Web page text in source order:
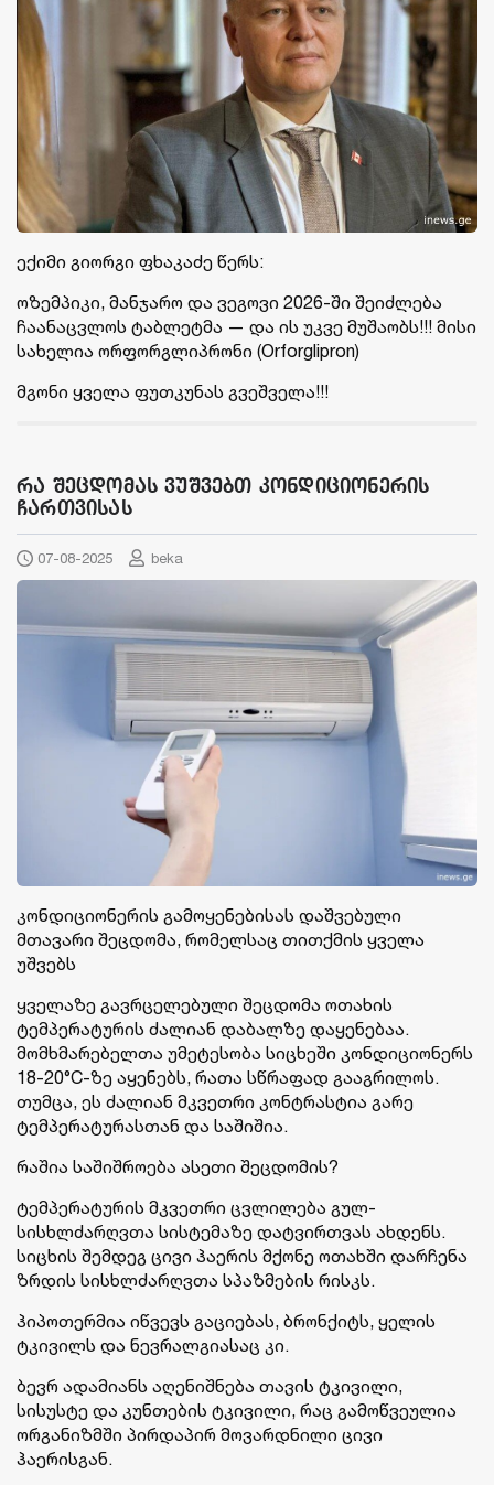
ექიმი გიორგი ფხაკაძე წერს:
ოზემპიკი, მანჯარო და ვეგოვი 2026-ში შეიძლება
ჩაანაცვლოს ტაბლეტმა — და ის უკვე მუშაობს!!! მისი
სახელია ორფორგლიპრონი (Orforglipron)
მგონი ყველა ფუთკუნას გვეშველა!!!
რა შეცდომას ვუშვებთ კონდიციონერის
ჩართვისას
07-08-2025 beka
კონდიციონერის გამოყენებისას დაშვებული
მთავარი შეცდომა, რომელსაც თითქმის ყველა
უშვებს
ყველაზე გავრცელებული შეცდომა ოთახის
ტემპერატურის ძალიან დაბალზე დაყენებაა.
მომხმარებელთა უმეტესობა სიცხეში კონდიციონერს
18-20°C-ზე აყენებს, რათა სწრაფად გააგრილოს.
თუმცა, ეს ძალიან მკვეთრი კონტრასტია გარე
ტემპერატურასთან და საშიშია.
რაშია საშიშროება ასეთი შეცდომის?
ტემპერატურის მკვეთრი ცვლილება გულ-
სისხლძარღვთა სისტემაზე დატვირთვას ახდენს.
სიცხის შემდეგ ცივი ჰაერის მქონე ოთახში დარჩენა
ზრდის სისხლძარღვთა სპაზმების რისკს.
ჰიპოთერმია იწვევს გაციებას, ბრონქიტს, ყელის
ტკივილს და ნევრალგიასაც კი.
ბევრ ადამიანს აღენიშნება თავის ტკივილი,
სისუსტე და კუნთების ტკივილი, რაც გამოწვეულია
ორგანიზმში პირდაპირ მოვარდნილი ცივი
ჰაერისგან.